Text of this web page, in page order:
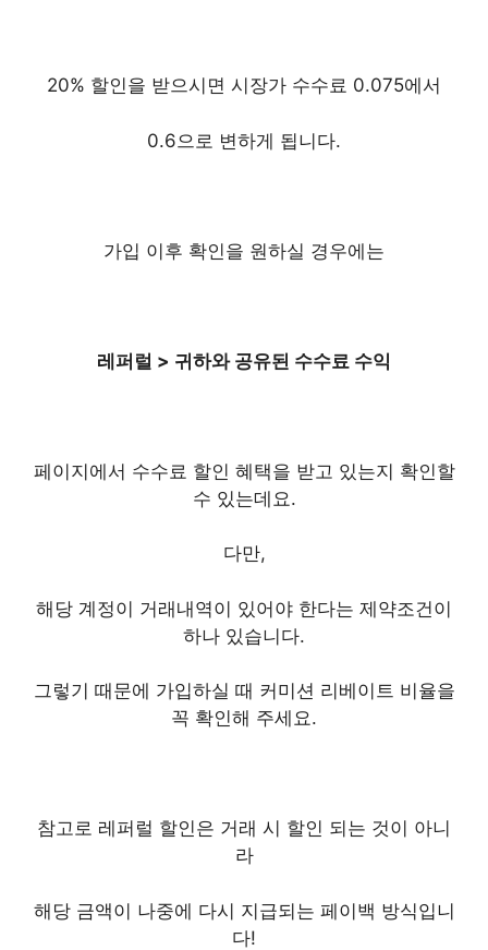
20% 할인을 받으시면 시장가 수수료 0.075에서
0.6으로 변하게 됩니다.
가입 이후 확인을 원하실 경우에는
레퍼럴 > 귀하와 공유된 수수료 수익
페이지에서 수수료 할인 혜택을 받고 있는지 확인할
수 있는데요.
다만,
해당 계정이 거래내역이 있어야 한다는 제약조건이
하나 있습니다.
그렇기 때문에 가입하실 때 커미션 리베이트 비율을
꼭 확인해 주세요.
참고로 레퍼럴 할인은 거래 시 할인 되는 것이 아니
라
해당 금액이 나중에 다시 지급되는 페이백 방식입니
다!